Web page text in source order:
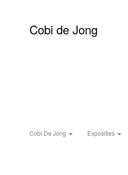
Cobi de Jong
Cobi De Jong Exposities